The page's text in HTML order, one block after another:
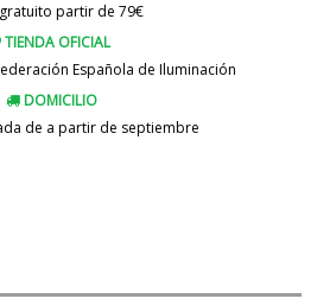
partir de 79€
TIENDA OFICIAL
Española de Iluminación
DOMICILIO
de a partir de septiembre